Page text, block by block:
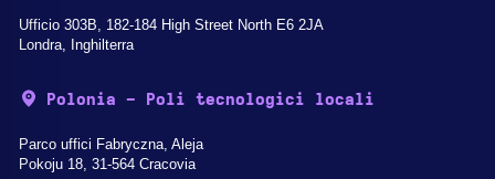
Ufficio 303B, 182-184 High Street North E6 2JA
Londra, Inghilterra
Polonia - Poli tecnologici locali
Parco uffici Fabryczna, Aleja
Pokoju 18, 31-564 Cracovia